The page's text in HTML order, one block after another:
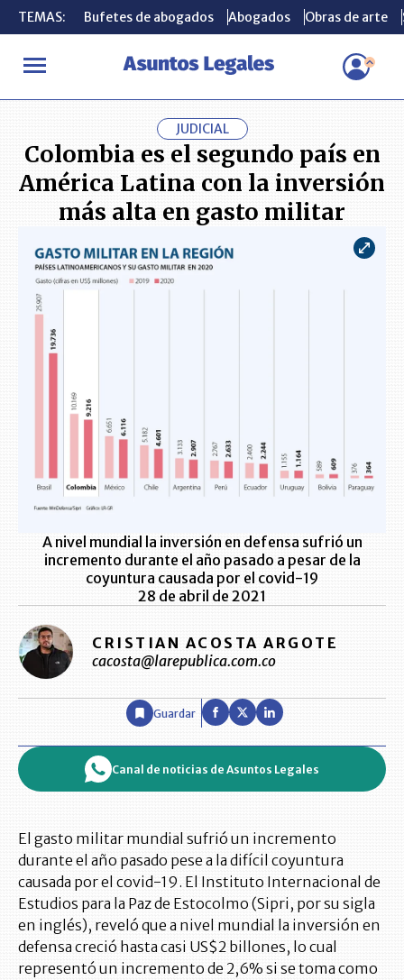
TEMAS: Bufetes de abogados Abogados Obras de arte
INICIO ACTUALIDAD Colombia es el segundo país en América
TEMAS: Bufetes de abogados Abogados Obras de arte
JUDICIAL
Colombia es el segundo país en
América Latina con la inversión
más alta en gasto militar
A nivel mundial la inversión en defensa sufrió un
incremento durante el año pasado a pesar de la
coyuntura causada por el covid-19
28 de abril de 2021
CRISTIAN ACOSTA ARGOTE
cacosta@larepublica.com.co
Guardar
Canal de noticias de Asuntos Legales
El gasto militar mundial sufrió un incremento
durante el año pasado pese a la difícil coyuntura
causada por el covid-19. El Instituto Internacional de
Estudios para la Paz de Estocolmo (Sipri, por su sigla
en inglés), reveló que a nivel mundial la inversión en
defensa creció hasta casi US$2 billones, lo cual
representó un incremento de 2,6% si se toma como